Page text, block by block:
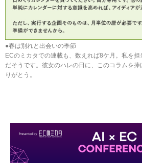
●春は別れと出会いの季節
ECのミカタでの連載も、数えれば8ケ月。私を
だそうです。彼女のハレの日に、このコラムを
りがとう。